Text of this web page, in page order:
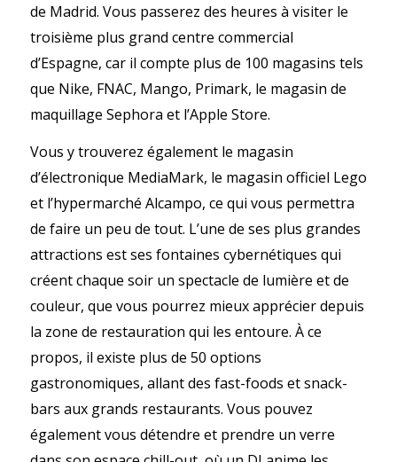
de Madrid. Vous passerez des heures à visiter le
troisième plus grand centre commercial
d’Espagne, car il compte plus de 100 magasins tels
que Nike, FNAC, Mango, Primark, le magasin de
maquillage Sephora et l’Apple Store.
Vous y trouverez également le magasin
d’électronique MediaMark, le magasin officiel Lego
et l’hypermarché Alcampo, ce qui vous permettra
de faire un peu de tout. L’une de ses plus grandes
attractions est ses fontaines cybernétiques qui
créent chaque soir un spectacle de lumière et de
couleur, que vous pourrez mieux apprécier depuis
la zone de restauration qui les entoure. À ce
propos, il existe plus de 50 options
gastronomiques, allant des fast-foods et snack-
bars aux grands restaurants. Vous pouvez
également vous détendre et prendre un verre